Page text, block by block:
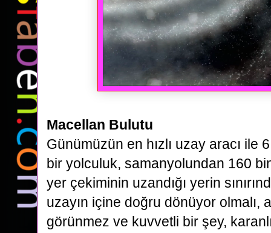
Macellan Bulutu
Günümüzün en hızlı uzay aracı ile
bir yolculuk, samanyolundan 160
yer çekiminin uzandığı yerin
uzayın içine doğru dönüyor olmalı,
görünmez ve kuvvetli bir şey,